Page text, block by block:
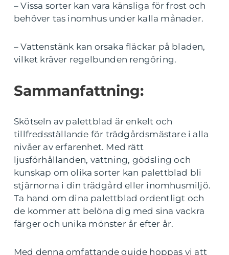
– Vissa sorter kan vara känsliga för frost och
behöver tas inomhus under kalla månader.
– Vattenstänk kan orsaka fläckar på bladen,
vilket kräver regelbunden rengöring.
Sammanfattning:
Skötseln av palettblad är enkelt och
tillfredsställande för trädgårdsmästare i alla
nivåer av erfarenhet. Med rätt
ljusförhållanden, vattning, gödsling och
kunskap om olika sorter kan palettblad bli
stjärnorna i din trädgård eller inomhusmiljö.
Ta hand om dina palettblad ordentligt och
de kommer att belöna dig med sina vackra
färger och unika mönster år efter år.
Med denna omfattande guide hoppas vi att